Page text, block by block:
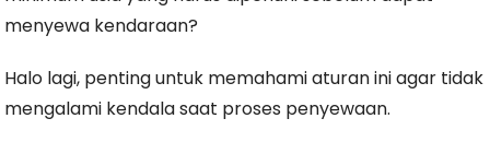
menyewa kendaraan?
Halo lagi, penting untuk memahami aturan ini agar tidak
mengalami kendala saat proses penyewaan.